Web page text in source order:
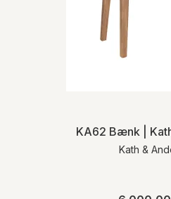
KA62 Bænk |
Kath &